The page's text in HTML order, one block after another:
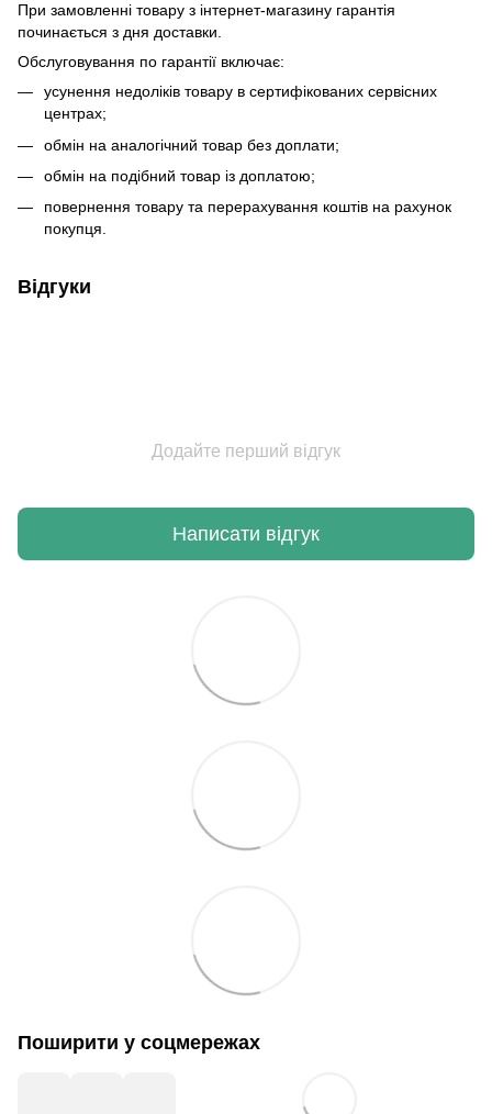
При замовленні товару з інтернет-магазину гарантія
починається з дня доставки.
Обслуговування по гарантії включає:
усунення недоліків товару в сертифікованих сервісних
центрах;
обмін на аналогічний товар без доплати;
обмін на подібний товар із доплатою;
повернення товару та перерахування коштів на рахунок
покупця.
Відгуки
Додайте перший відгук
Написати відгук
Поширити у соцмережах